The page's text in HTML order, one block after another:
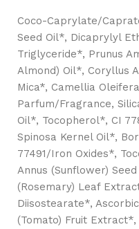
Coco-Caprylate/
Seed Oil*, Dicaprylyl
Triglyceride*, Prunus
Almond) Oil*, Coryllus
Mica*, Camellia
Parfum/Fragrance,
Oil*, Tocopherol*, CI
Spinosa Kernel Oil*,
77491/Iron Oxides*,
Annus (Sunflower)
(Rosemary) Leaf
Diisostearate*,
(Tomato) Fruit